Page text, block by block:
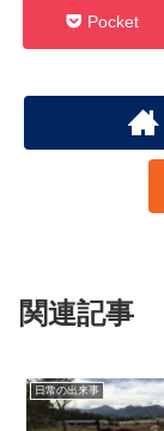
Pocket
関連記事
日常の出来事